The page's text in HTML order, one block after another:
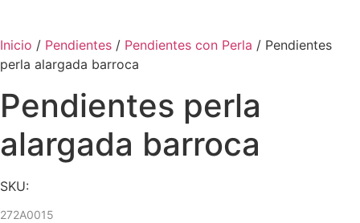
Inicio / Pendientes / Pendientes con Perla / Pendientes
perla alargada barroca
Pendientes perla
alargada barroca
SKU:
272A0015